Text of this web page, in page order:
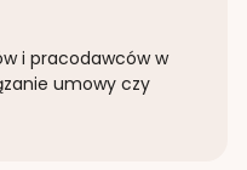
i pracodawców w
umowy czy